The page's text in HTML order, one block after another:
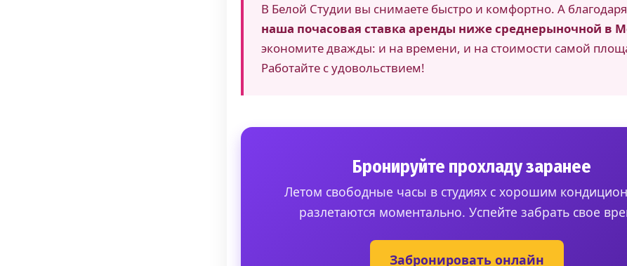
В Белой Студии вы снимаете быстро и комфортно. А
наша почасовая ставка аренды ниже среднерыночной в
экономите дважды: и на времени, и на стоимости самой
Работайте с удовольствием!
Бронируйте прохладу заранее
Летом свободные часы в студиях с хорошим
разлетаются моментально. Успейте забрать свое
Забронировать онлайн